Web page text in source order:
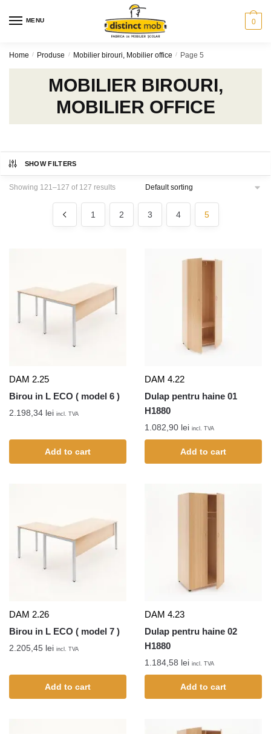
MENU 0
Home / Produse / Mobilier birouri, Mobilier office / Page 5
MOBILIER BIROURI,
MOBILIER OFFICE
SHOW FILTERS
Showing 121–127 of 127 results
1 2 3 4 5
DAM 2.25
Birou in L ECO ( model 6 )
2.198,34 lei incl. TVA
Add to cart
DAM 4.22
Dulap pentru haine 01
H1880
1.082,90 lei incl. TVA
Add to cart
DAM 2.26
Birou in L ECO ( model 7 )
2.205,45 lei incl. TVA
Add to cart
DAM 4.23
Dulap pentru haine 02
H1880
1.184,58 lei incl. TVA
Add to cart